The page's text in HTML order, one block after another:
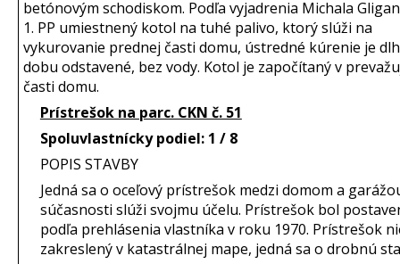
betónovým schodiskom. Podľa vyjadrenia Michala
1. PP umiestnený kotol na tuhé palivo, ktorý slúži na
vykurovanie prednej časti domu, ústredné kúrenie je
dobu odstavené, bez vody. Kotol je započítaný v
časti domu.
Prístrešok na parc. CKN č. 51
Spoluvlastnícky podiel: 1 / 8
POPIS STAVBY
Jedná sa o oceľový prístrešok medzi domom a
súčasnosti slúži svojmu účelu. Prístrešok bol
podľa prehlásenia vlastníka v roku 1970. Prístrešok
zakreslený v katastrálnej mape, jedná sa o drobnú